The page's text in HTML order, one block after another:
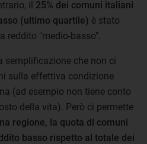
il 25% dei comuni italiani
(ultimo quartile) è stato
reddito "medio-basso".
semplificazione che non ci
sulla effettiva condizione
(ad esempio non tiene conto
della vita). Però ci permette
regione, la quota di comuni
basso rispetto al totale dei